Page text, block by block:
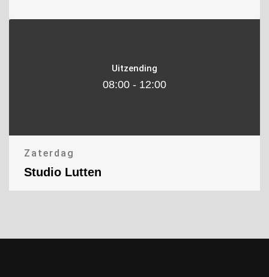
Uitzending
08:00 - 12:00
Zaterdag
Studio Lutten